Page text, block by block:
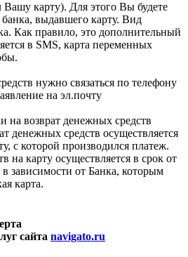
карту). Для этого Вы будете
выдавшего карту. Вид
Как правило, это дополнительный
в SMS, карта переменных
нужно связаться по телефону
на эл.почту
на возврат денежных средств
денежных средств осуществляется
с которой производился платеж.
на карту осуществляется в срок от
зависимости от Банка, которым
карта.
сайта navigato.ru